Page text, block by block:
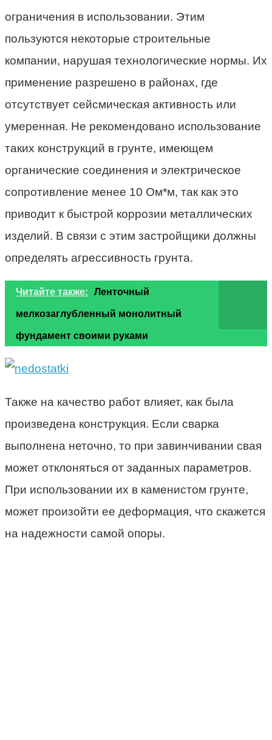
ограничения в использовании. Этим
пользуются некоторые строительные
компании, нарушая технологические нормы. Их
применение разрешено в районах, где
отсутствует сейсмическая активность или
умеренная. Не рекомендовано использование
таких конструкций в грунте, имеющем
органические соединения и электрическое
сопротивление менее 10 Ом*м, так как это
приводит к быстрой коррозии металлических
изделий. В связи с этим застройщики должны
определять агрессивность грунта.
Читайте также: Ленточный
мелкозаглубленный монолитный
фундамент своими руками
Также на качество работ влияет, как была
произведена конструкция. Если сварка
выполнена неточно, то при завинчивании свая
может отклоняться от заданных параметров.
При использовании их в каменистом грунте,
может произойти ее деформация, что скажется
на надежности самой опоры.